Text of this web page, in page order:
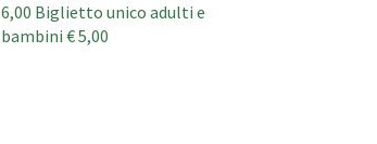
6,00 Biglietto unico adulti e
bambini € 5,00